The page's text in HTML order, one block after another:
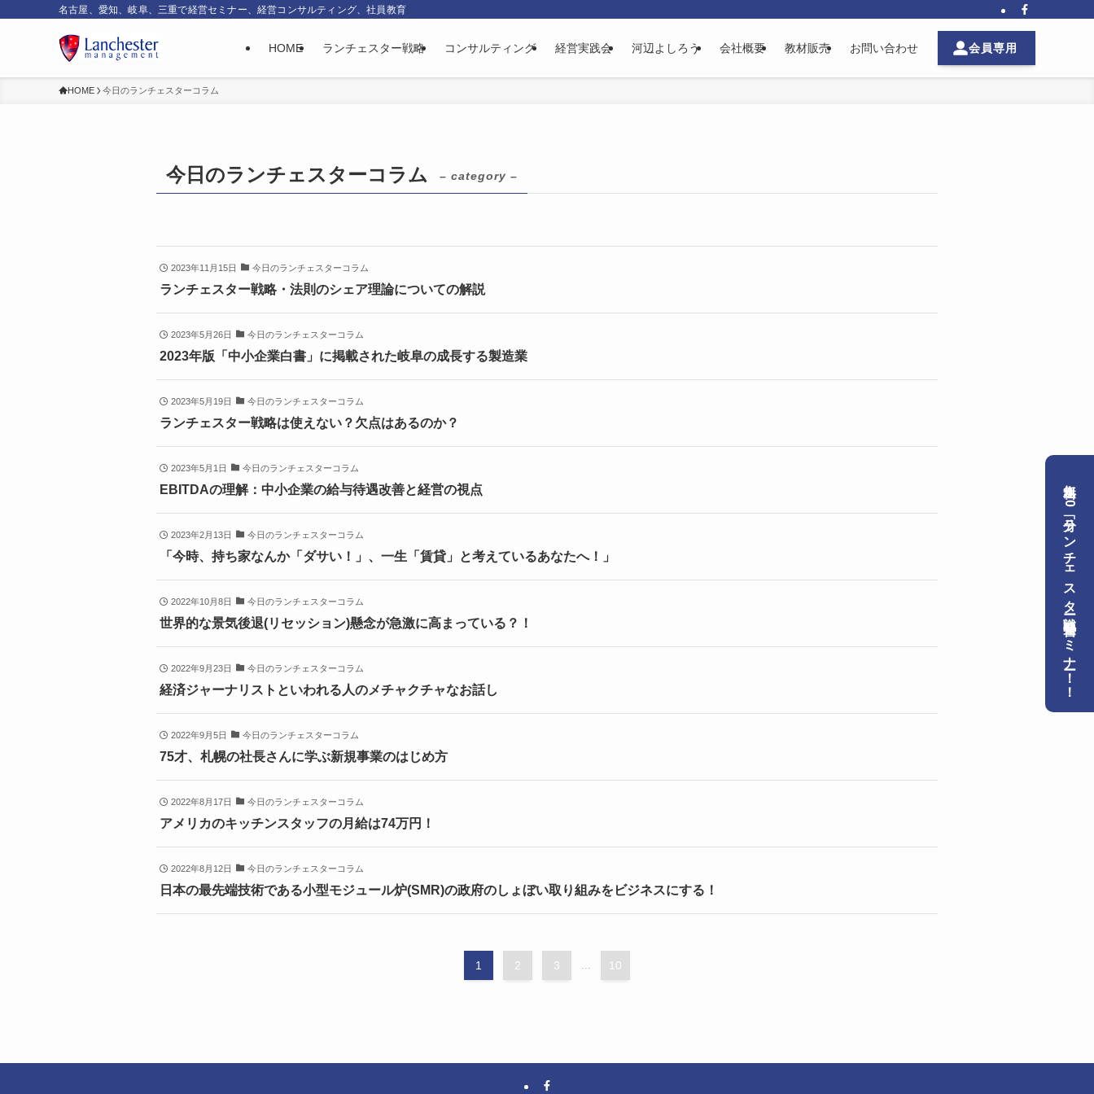
名古屋、愛知、岐阜、三重で経営セミナー、経営コンサルティング、社員教育
HOME ランチェスター戦略 コンサルティング 経営実践会 河辺よしろう 会社概要 教材販売 お問い合わせ 会員専用
HOME 今日のランチェスターコラム
今日のランチェスターコラム – category –
2023年11月15日 今日のランチェスターコラム
ランチェスター戦略・法則のシェア理論についての解説
2023年5月26日 今日のランチェスターコラム
2023年版「中小企業白書」に掲載された岐阜の成長する製造業
2023年5月19日 今日のランチェスターコラム
ランチェスター戦略は使えない？欠点はあるのか？
2023年5月1日 今日のランチェスターコラム
EBITDAの理解：中小企業の給与待遇改善と経営の視点
2023年2月13日 今日のランチェスターコラム
「今時、持ち家なんか「ダサい！」、一生「賃貸」と考えているあなたへ！」
2022年10月8日 今日のランチェスターコラム
世界的な景気後退(リセッション)懸念が急激に高まっている？！
2022年9月23日 今日のランチェスターコラム
経済ジャーナリストといわれる人のメチャクチャなお話し
2022年9月5日 今日のランチェスターコラム
75才、札幌の社長さんに学ぶ新規事業のはじめ方
2022年8月17日 今日のランチェスターコラム
アメリカのキッチンスタッフの月給は74万円！
2022年8月12日 今日のランチェスターコラム
日本の最先端技術である小型モジュール炉(SMR)の政府のしょぼい取り組みをビジネスにする！
1 2 3 ... 10
無料！90分「ランチェスター戦略」速習セミナー！！